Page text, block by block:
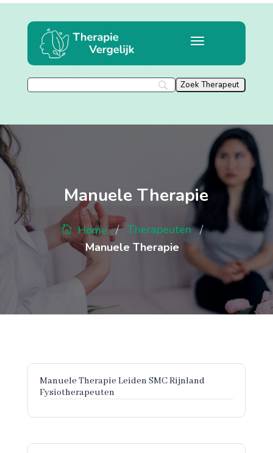
Manuele Therapie
Home / Therapeuten /
Manuele Therapie
Manuele Therapie Leiden SMC Rijnland
Fysiotherapeuten